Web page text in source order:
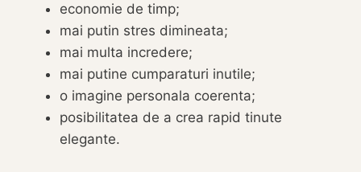
economie de timp;
mai putin stres dimineata;
mai multa incredere;
mai putine cumparaturi inutile;
o imagine personala coerenta;
posibilitatea de a crea rapid tinute
elegante.